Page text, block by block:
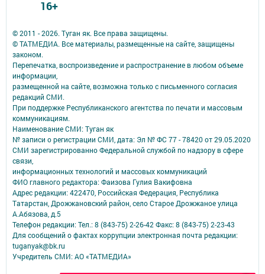
© 2011 - 2026. Туган як. Все права защищены.
© ТАТМЕДИА. Все материалы, размещенные на сайте, защищены
законом.
Перепечатка, воспроизведение и распространение в любом объеме
информации,
размещенной на сайте, возможна только с письменного согласия
редакций СМИ.
При поддержке Республиканского агентства по печати и массовым
коммуникациям.
Наименование СМИ: Туган як
№ записи о регистрации СМИ, дата: Эл № ФС 77 - 78420 от 29.05.2020
СМИ зарегистрированно Федеральной службой по надзору в сфере
связи,
информационных технологий и массовых коммуникаций
ФИО главного редактора: Фаизова Гулия Вакифовна
Адрес редакции: 422470, Российская Федерация, Республика
Татарстан, Дрожжановский район, село Старое Дрожжаное улица
А.Абязова, д.5
Телефон редакции: Тел.: 8 (843-75) 2-26-42 Факс: 8 (843-75) 2-23-43
Для сообщений о фактах коррупции электронная почта редакции:
tuganyak@bk.ru
Учредитель СМИ: АО «ТАТМЕДИА»
16+